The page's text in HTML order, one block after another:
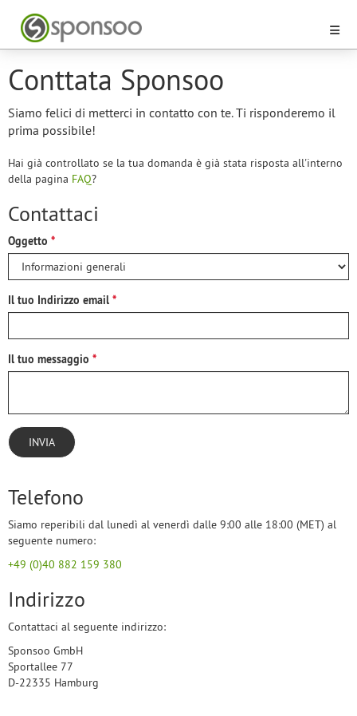
Conttata Sponsoo
Siamo felici di metterci in contatto con te. Ti risponderemo il
prima possibile!
Hai già controllato se la tua domanda è già stata risposta all'interno
della pagina FAQ?
Contattaci
Oggetto
Il tuo Indirizzo email
Il tuo messaggio
INVIA
Telefono
Siamo reperibili dal lunedì al venerdì dalle 9:00 alle 18:00 (MET) al
seguente numero:
+49 (0)40 882 159 380
Indirizzo
Contattaci al seguente indirizzo:
Sponsoo GmbH
Sportallee 77
D-22335 Hamburg